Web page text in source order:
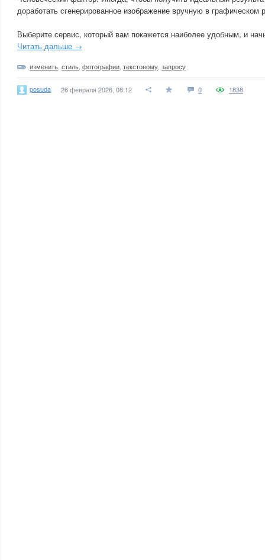
доработать сгенерированное изображение вручную в графическом
Выберите сервис, который вам покажется наиболее удобным, и
Читать дальше →
изменить стиль фотографии текстовому запросу
posuda 26 февраля 2026, 08:12 0 1838